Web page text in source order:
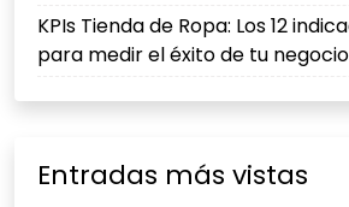
KPIs Tienda de Ropa: Los 12
para medir el éxito de tu negocio
Entradas más vistas